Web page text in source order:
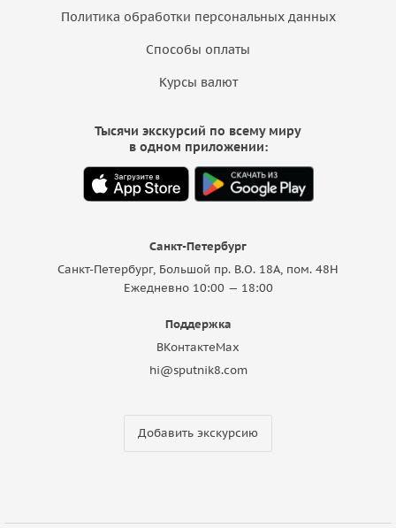
Политика обработки персональных данных
Способы оплаты
Курсы валют
Санкт-Петербург
Санкт-Петербург, Большой пр. В.О. 18A, пом. 48Н
Ежедневно 10:00 — 18:00
Поддержка
ВКонтактеMax
hi@sputnik8.com
Добавить экскурсию
Тысячи экскурсий по всему миру
в одном приложении: